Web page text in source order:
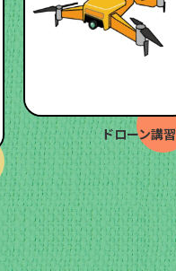
ドローン講習